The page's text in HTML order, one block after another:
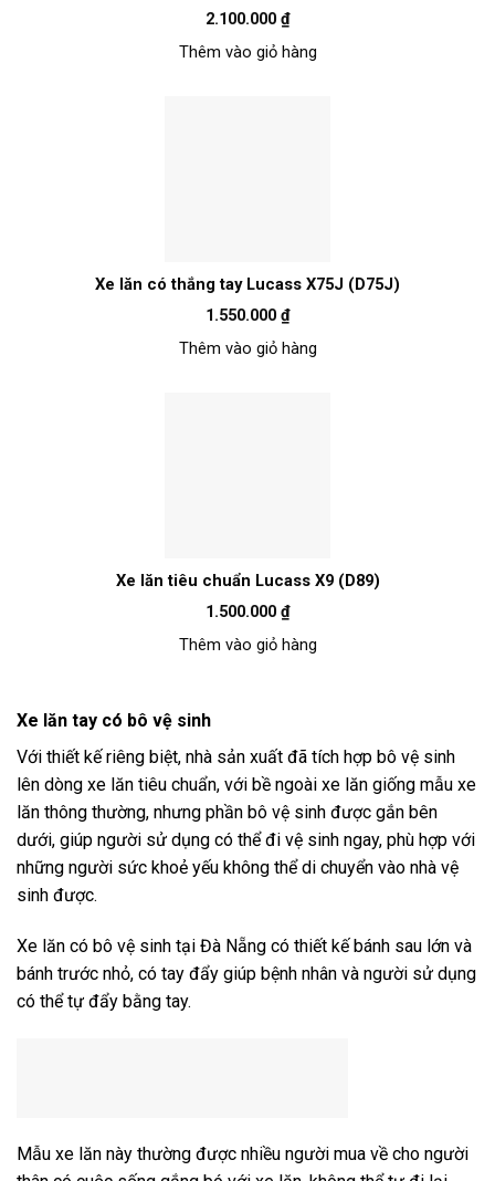
2.100.000 ₫
Thêm vào giỏ hàng
Xe lăn có thắng tay Lucass X75J (D75J)
1.550.000 ₫
Thêm vào giỏ hàng
Xe lăn tiêu chuẩn Lucass X9 (D89)
1.500.000 ₫
Thêm vào giỏ hàng
Xe lăn tay có bô vệ sinh
Với thiết kế riêng biệt, nhà sản xuất đã tích hợp bô vệ sinh
lên dòng xe lăn tiêu chuẩn, với bề ngoài xe lăn giống mẫu xe
lăn thông thường, nhưng phần bô vệ sinh được gắn bên
dưới, giúp người sử dụng có thể đi vệ sinh ngay, phù hợp với
những người sức khoẻ yếu không thể di chuyển vào nhà vệ
sinh được.
Xe lăn có bô vệ sinh tại Đà Nẵng có thiết kế bánh sau lớn và
bánh trước nhỏ, có tay đẩy giúp bệnh nhân và người sử dụng
có thể tự đẩy bằng tay.
Mẫu xe lăn này thường được nhiều người mua về cho người